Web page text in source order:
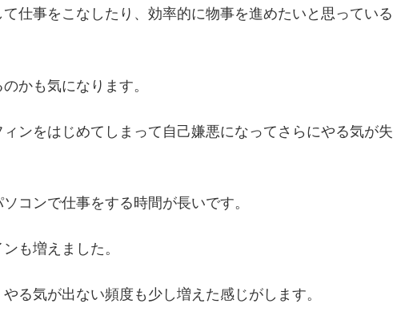
仕事をこなしたり、効率的に物事を進めたいと思っている
かも気になります。
ンをはじめてしまって自己嫌悪になってさらにやる気が失
コンで仕事をする時間が長いです。
も増えました。
る気が出ない頻度も少し増えた感じがします。